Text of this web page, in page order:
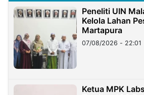
Peneliti UIN
Kelola Lahan
Martapura
07/08/2026 - 22:01
Ketua MPK